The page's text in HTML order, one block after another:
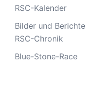
RSC-Kalender
Bilder und Berichte
RSC-Chronik
Blue-Stone-Race